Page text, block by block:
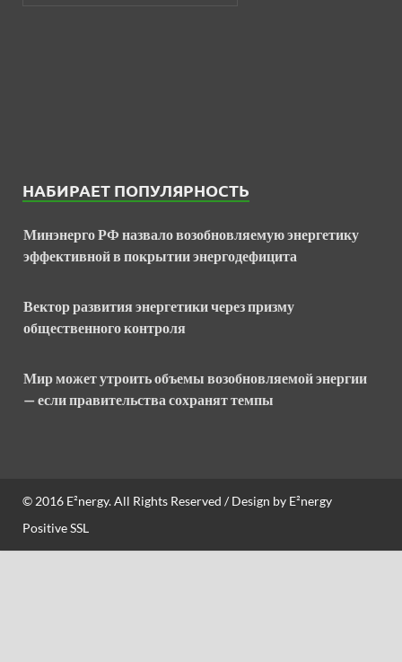
НАБИРАЕТ ПОПУЛЯРНОСТЬ
Минэнерго РФ назвало возобновляемую энергетику
эффективной в покрытии энергодефицита
Вектор развития энергетики через призму
общественного контроля
Мир может утроить объемы возобновляемой энергии
— если правительства сохранят темпы
© 2016 E²nergy. All Rights Reserved / Design by E²nergy
Positive SSL